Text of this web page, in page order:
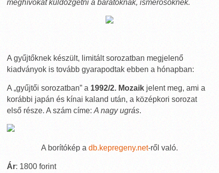
meghívókat küldözgetni a barátoknak, ismerősöknek.
A gyűjtőknek készült, limitált sorozatban megjelenő
kiadványok is tovább gyarapodtak ebben a hónapban:
A „gyűjtői sorozatban” a 1992/2. Mozaik jelent meg, ami a
korábbi japán és kínai kaland után, a középkori sorozat
első része. A szám címe: A nagy ugrás.
A borítókép a db.kepregeny.net-ről való.
Ár: 1800 forint